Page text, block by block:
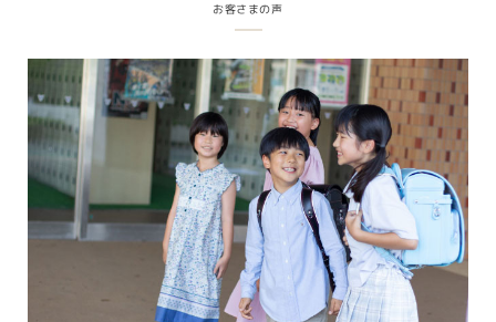
お客さまの声